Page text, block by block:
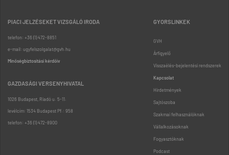
PIACI JELZÉSEKET VIZSGÁLÓ IRODA
telefon: +36 (1) 472-8851
e-mail: ugyfelszolgalat@gvh.hu
Minőségbiztosítási kérdőív
GAZDASÁGI VERSENYHIVATAL
1026 Budapest, Riadó u. 5-11.
levélcím: 1534 Budapest Pf.: 958
telefon: +36 (1) 472-8900
GYORSLINKEK
GVH
Árfigyelő
Visszaélés-bejelentési rendszerek
Kapcsolat
Hirdetmények
Sajtószoba
Szakmai felhasználóknak
Vállalkozásoknak
Fogyasztóknak
Podcast